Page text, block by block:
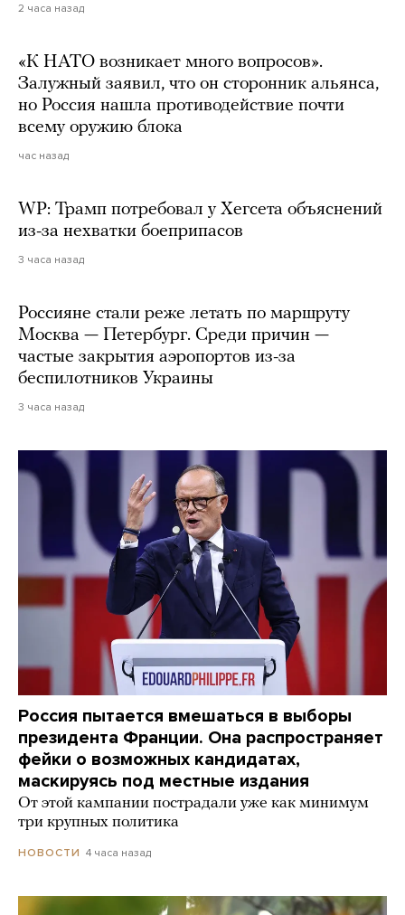
2 часа назад
«К НАТО возникает много вопросов».
Залужный заявил, что он сторонник альянса,
но Россия нашла противодействие почти
всему оружию блока
час назад
WP: Трамп потребовал у Хегсета объяснений
из-за нехватки боеприпасов
3 часа назад
Россияне стали реже летать по маршруту
Москва — Петербург. Среди причин —
частые закрытия аэропортов из-за
беспилотников Украины
3 часа назад
Россия пытается вмешаться в выборы
президента Франции. Она распространяет
фейки о возможных кандидатах,
маскируясь под местные издания
От этой кампании пострадали уже как минимум
три крупных политика
НОВОСТИ 4 часа назад